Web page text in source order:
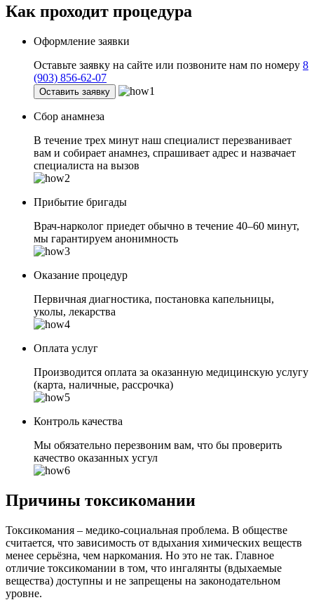
Как проходит процедура
Оформление заявки
Оставьте заявку на сайте или позвоните нам по номеру 8
(903) 856-62-07
Оставить заявку
Сбор анамнеза
В течение трех минут наш специалист перезванивает
вам и собирает анамнез, спрашивает адрес и назвачает
специалиста на вызов
Прибытие бригады
Врач-нарколог приедет обычно в течение 40–60 минут,
мы гарантируем анонимность
Оказание процедур
Первичная диагностика, постановка капельницы,
уколы, лекарства
Оплата услуг
Производится оплата за оказанную медицинскую услугу
(карта, наличные, рассрочка)
Контроль качества
Мы обязательно перезвоним вам, что бы проверить
качество оказанных усгул
Причины токсикомании
Токсикомания – медико-социальная проблема. В обществе
считается, что зависимость от вдыхания химических веществ
менее серьёзна, чем наркомания. Но это не так. Главное
отличие токсикомании в том, что ингалянты (вдыхаемые
вещества) доступны и не запрещены на законодательном
уровне.